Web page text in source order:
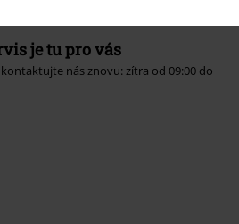
je tu pro vás
nás znovu: zítra od 09:00 do